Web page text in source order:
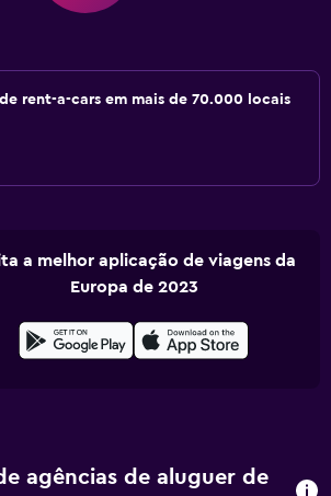
rent-a-cars em mais de 70.000 locais
a melhor aplicação de viagens da
Europa de 2023
agências de aluguer de